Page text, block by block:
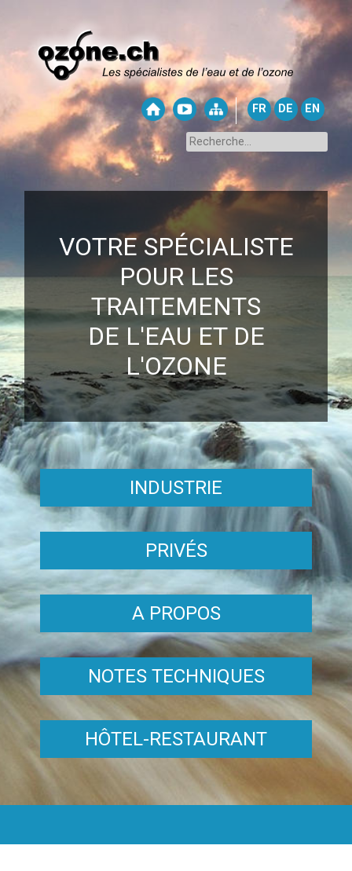
FR DE EN
VOTRE SPÉCIALISTE
POUR LES
TRAITEMENTS
DE L'EAU ET DE
L'OZONE
INDUSTRIE
PRIVÉS
A PROPOS
NOTES TECHNIQUES
HÔTEL-RESTAURANT